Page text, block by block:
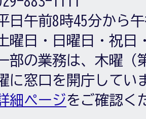
日午前8時45分から
曜日・日曜日・祝日
部の業務は、木曜（
に窓口を開庁してい
細ページをご確認く